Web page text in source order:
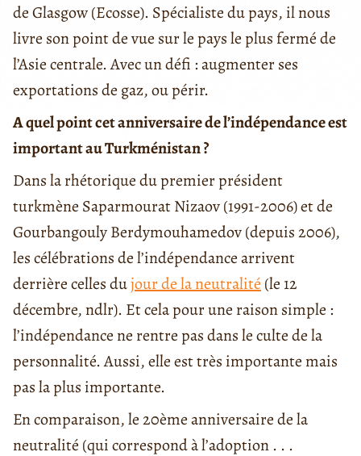
de Glasgow (Ecosse). Spécialiste du pays, il nous
livre son point de vue sur le pays le plus fermé de
l’Asie centrale. Avec un défi : augmenter ses
exportations de gaz, ou périr.
A quel point cet anniversaire de l’indépendance est
important au Turkménistan ?
Dans la rhétorique du premier président
turkmène Saparmourat Nizaov (1991-2006) et de
Gourbangouly Berdymouhamedov (depuis 2006),
les célébrations de l’indépendance arrivent
derrière celles dujour de la neutralité (le 12
décembre, ndlr). Et cela pour une raison simple :
l’indépendance ne rentre pas dans le culte de la
personnalité. Aussi, elle est très importante mais
pas la plus importante.
En comparaison, le 20ème anniversaire de la
neutralité (qui correspond à l’adoption . . .